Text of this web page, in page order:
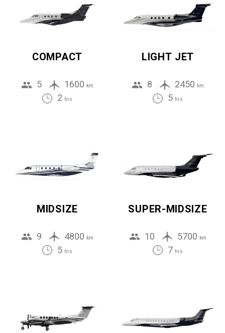
COMPACT
5 1600 km
2 hrs
LIGHT JET
8 2450 km
5 hrs
MIDSIZE
9 4800 km
5 hrs
SUPER-MIDSIZE
10 5700 km
7 hrs